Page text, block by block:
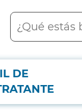
Buscar
DE
de equipos del